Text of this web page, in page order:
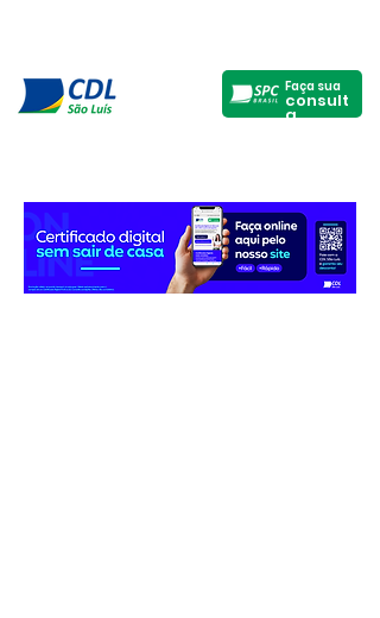
Faça sua
consult
a